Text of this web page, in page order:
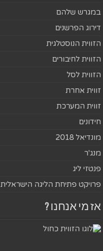
במגרש שלהם
דירוג הפרשנים
הזווית הנוסטלגית
הזווית לחיבורים
הזווית לסל
זווית אחרת
זווית המערכת
חידונים
מונדיאל 2018
מנג'ר
פנטזי ליג
פרויקט פתיחת הליגה הישראלית
אז מי אנחנו ?